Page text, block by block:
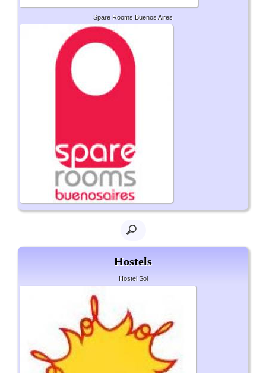
Spare Rooms Buenos Aires
Hostels
Hostel Sol